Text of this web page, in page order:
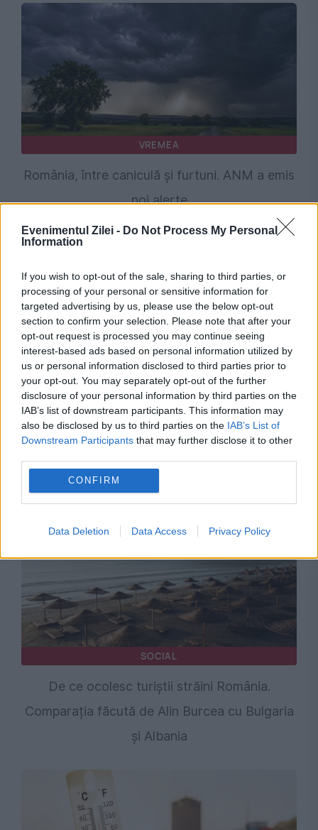
Evenimentul Zilei - Do Not Process My Personal
Information
If you wish to opt-out of the sale, sharing to third parties, or
processing of your personal or sensitive information for
targeted advertising by us, please use the below opt-out
section to confirm your selection. Please note that after your
opt-out request is processed you may continue seeing
interest-based ads based on personal information utilized by
us or personal information disclosed to third parties prior to
your opt-out. You may separately opt-out of the further
disclosure of your personal information by third parties on the
IAB’s list of downstream participants. This information may
also be disclosed by us to third parties on the IAB’s List of
Downstream Participants that may further disclose it to other
CONFIRM
Data Deletion Data Access Privacy Policy
VREMEA
România, între caniculă și furtuni. ANM a emis
noi alerte
POLITICA
PSD cere activarea mecanismului european
de urgență pentru energie și susține
adresa lui Bolojan
SOCIAL
De ce ocolesc turiștii străini România.
Comparația făcută de Alin Burcea cu Bulgaria
și Albania